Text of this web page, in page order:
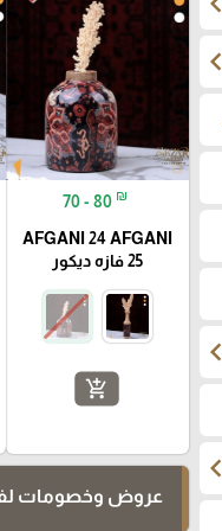
chevron_left
chevron_left
chevron_left
70 - 80 ₪
AFGANI 24 AFGANI
25 فازه ديكور
add_shopping_cart
عروض وخصومات